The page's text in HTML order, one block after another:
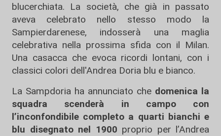
blucerchiata. La società, che già in passato
aveva celebrato nello stesso modo la
Sampierdarenese, indosserà una maglia
celebrativa nella prossima sfida con il Milan.
Una casacca che evoca ricordi lontani, con i
classici colori dell'Andrea Doria blu e bianco.
La Sampdoria ha annunciato che domenica la
squadra scenderà in campo con
l’inconfondibile completo a quarti bianchi e
blu disegnato nel 1900 proprio per l’Andrea